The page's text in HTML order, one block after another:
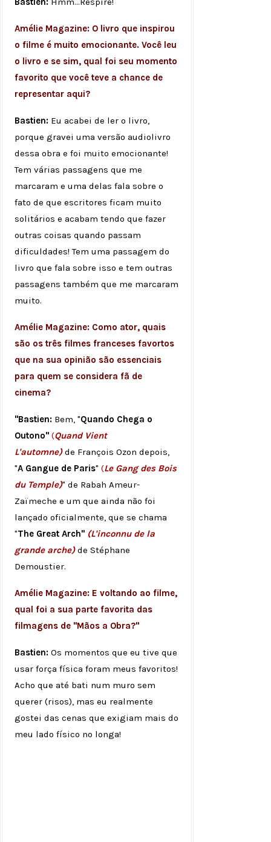
Amélie Magazine: O livro que inspirou
o filme é muito emocionante. Você leu
o livro e se sim, qual foi seu momento
favorito que você teve a chance de
representar aqui?
Bastien: Eu acabei de ler o livro,
porque gravei uma versão audiolivro
dessa obra e foi muito emocionante!
Tem várias passagens que me
marcaram e uma delas fala sobre o
fato de que escritores ficam muito
solitários e acabam tendo que fazer
outras coisas quando passam
dificuldades! Tem uma passagem do
livro que fala sobre isso e tem outras
passagens também que me marcaram
muito.
Amélie Magazine: Como ator, quais
são os três filmes franceses favortos
que na sua opinião são essenciais
para quem se considera fã de
cinema?
"Bastien: Bem, "Quando Chega o
Outono" (Quand Vient
L'automne)de François Ozon depois,
"A Gangue de Paris" (Le Gang des Bois
du Temple)" de Rabah Ameur-
Zaïmeche e um que ainda não foi
lançado oficialmente, que se chama
"The Great Arch" (L'inconnu de la
grande arche)de Stéphane
Demoustier.
Amélie Magazine: E voltando ao filme,
qual foi a sua parte favorita das
filmagens de "Mãos a Obra?"
Bastien: Os momentos que eu tive que
usar força física foram meus favoritos!
Acho que até bati num muro sem
querer (risos), mas eu realmente
gostei das cenas que exigiam mais do
meu lado físico no longa!